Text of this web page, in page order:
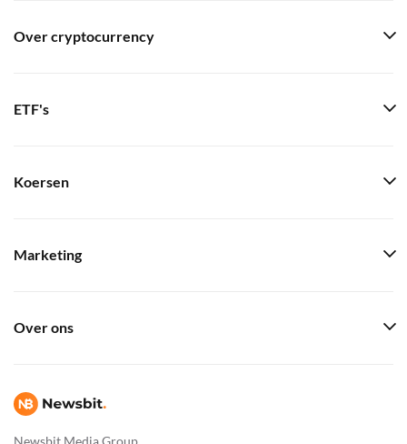
Newsbit Media Group
Over cryptocurrency
ETF's
Koersen
Marketing
Over ons